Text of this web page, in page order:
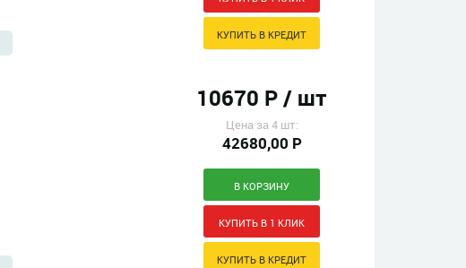
10670 Р / шт
Цена за 4 шт:
42680,00 Р